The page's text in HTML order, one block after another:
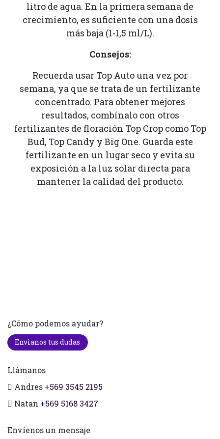
litro de agua. En la primera semana de
crecimiento, es suficiente con una dosis
más baja (1-1,5 ml/L).
Consejos:
Recuerda usar Top Auto una vez por
semana, ya que se trata de un fertilizante
concentrado. Para obtener mejores
resultados, combínalo con otros
fertilizantes de floración Top Crop como Top
Bud, Top Candy y Big One. Guarda este
fertilizante en un lugar seco y evita su
exposición a la luz solar directa para
mantener la calidad del producto.
¿Cómo podemos ayudar?
Envianos tus dudas
Llámanos
Andres +569 3545 2195
Natan +569 5168 3427
Envíenos un mensaje